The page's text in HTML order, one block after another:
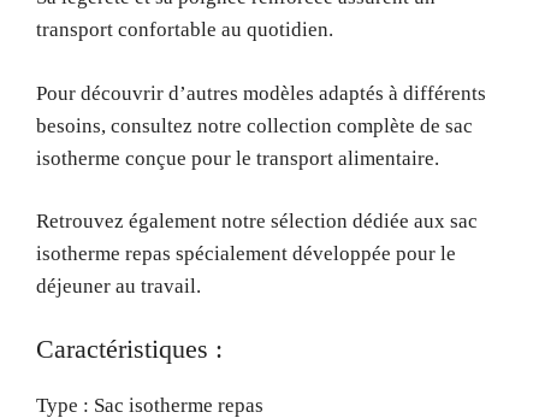
transport confortable au quotidien.
Pour découvrir d’autres modèles adaptés à différents
besoins, consultez notre collection complète de sac
isotherme conçue pour le transport alimentaire.
Retrouvez également notre sélection dédiée aux sac
isotherme repas spécialement développée pour le
déjeuner au travail.
Caractéristiques :
Type : Sac isotherme repas